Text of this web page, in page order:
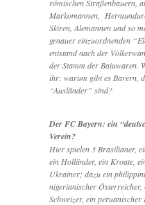
römischen Straßenbauern,
Markomannen,
Skiren, Alemannen und so
genauer einzuordnenden
entstand nach der
der Stamm der Baiuwaren.
ihr: warum gibt es Bayern,
“Ausländer” sind?
Der FC Bayern: ein
Verein?
Hier spielen 3 Brasilianer,
ein Holländer, ein Kroate,
Ukrainer; dazu ein
nigerianischer Österreicher,
Schweizer, ein peruanischer